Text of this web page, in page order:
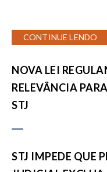
CONTINUE LENDO
NOVA LEI
RELEVÂNCIA
STJ
STJ IMPEDE QUE